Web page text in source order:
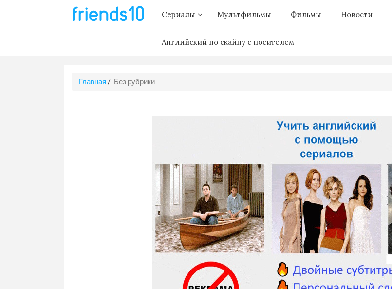
Сериалы Мультфильмы Фильмы Новости
Английский по скайпу с носителем
Главная / Без рубрики